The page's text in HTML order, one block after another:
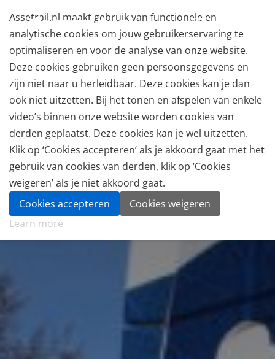
Assetrail.nl maakt gebruik van functionele en
analytische cookies om jouw gebruikerservaring te
optimaliseren en voor de analyse van onze website.
Deze cookies gebruiken geen persoonsgegevens en
zijn niet naar u herleidbaar. Deze cookies kan je dan
ook niet uitzetten. Bij het tonen en afspelen van enkele
video’s binnen onze website worden cookies van
derden geplaatst. Deze cookies kan je wel uitzetten.
Klik op ‘Cookies accepteren’ als je akkoord gaat met het
gebruik van cookies van derden, klik op ‘Cookies
weigeren’ als je niet akkoord gaat.
Cookies accepteren
Cookies weigeren
Learn more